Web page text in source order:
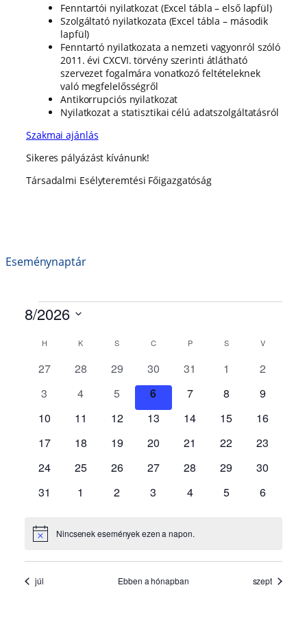
Fenntartói nyilatkozat (Excel tábla – első lapfül)
Szolgáltató nyilatkozata (Excel tábla – második
lapfül)
Fenntartó nyilatkozata a nemzeti vagyonról szóló
2011. évi CXCVI. törvény szerinti átlátható
szervezet fogalmára vonatkozó feltételeknek
való megfelelősségről
Antikorrupciós nyilatkozat
Nyilatkozat a statisztikai célú adatszolgáltatásról
Szakmai ajánlás
Sikeres pályázást kívánunk!
Társadalmi Esélyteremtési Főigazgatóság
Eseménynaptár